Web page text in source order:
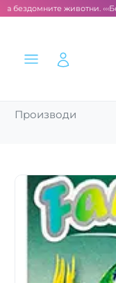
бездомните животни. ‹‹‹
Производи